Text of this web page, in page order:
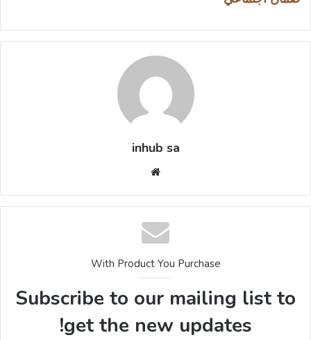
inhub sa
With Product You Purchase
Subscribe to our mailing list to
get the new updates!